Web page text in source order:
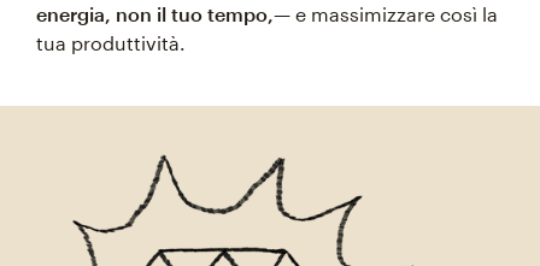
energia, non il tuo tempo, — e massimizzare così la
tua produttività.